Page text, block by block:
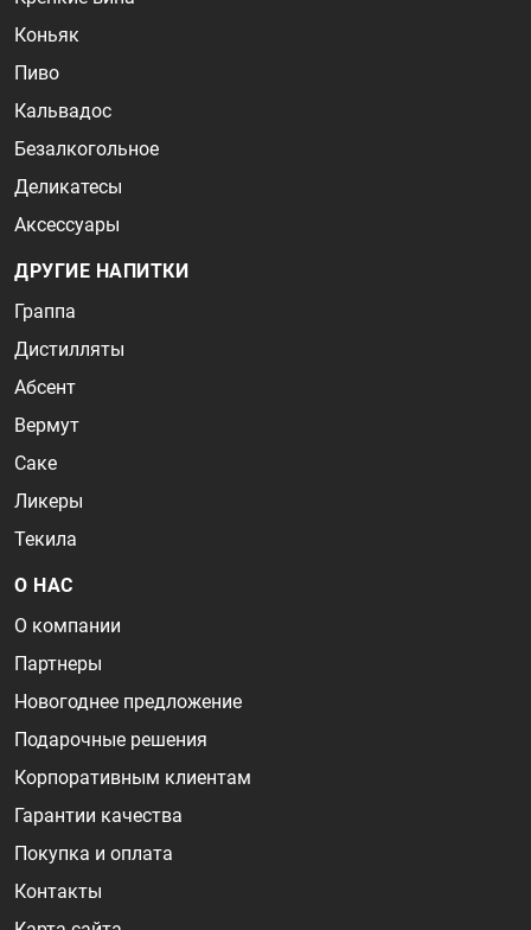
Коньяк
Пиво
Кальвадос
Безалкогольное
Деликатесы
Аксессуары
ДРУГИЕ НАПИТКИ
Граппа
Дистилляты
Абсент
Вермут
Саке
Ликеры
Текила
О НАС
О компании
Партнеры
Новогоднее предложение
Подарочные решения
Корпоративным клиентам
Гарантии качества
Покупка и оплата
Контакты